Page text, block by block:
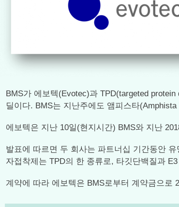
BMS가 에보텍(Evotec)과 TPD(targeted
딜이다. BMS는 지난주에도 앰피스타
에보텍은 지난 10일(현지시간) BMS와 지난
발표에 따르면 두 회사는 파트너십 기간동안
자접착제는 TPD의 한 종류로, 타깃단백질과
계약에 따라 에보텍은 BMS로부터 계약금으로